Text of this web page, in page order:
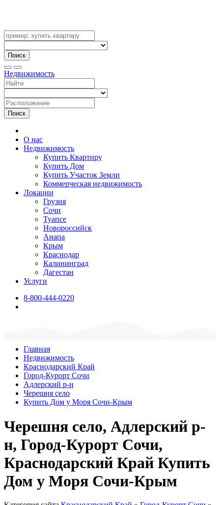
Поиск
Недвижимость
Поиск
О нас
Недвижимость
Купить Квартиру
Купить Дом
Купить Участок Земли
Коммерческая недвижимость
Локации
Грузия
Сочи
Туапсе
Новороссийск
Анапа
Крым
Краснодар
Калининград
Дагестан
Услуги
8-800-444-0220
Главная
Недвижимость
Краснодарский Край
Город-Курорт Сочи
Адлерский р-н
Черешня село
Купить Дом у Моря Сочи-Крым
Черешня село, Адлерский р-
н, Город-Курорт Сочи,
Краснодарский Край Купить
Дом у Моря Сочи-Крым